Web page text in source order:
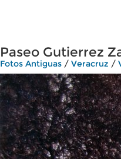
Paseo Gutierrez
Fotos Antiguas / Veracruz /